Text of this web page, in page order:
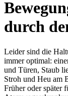
durch
Leider sind die
immer optimal:
und Türen, Staub
Stroh und Heu am
Früher oder später